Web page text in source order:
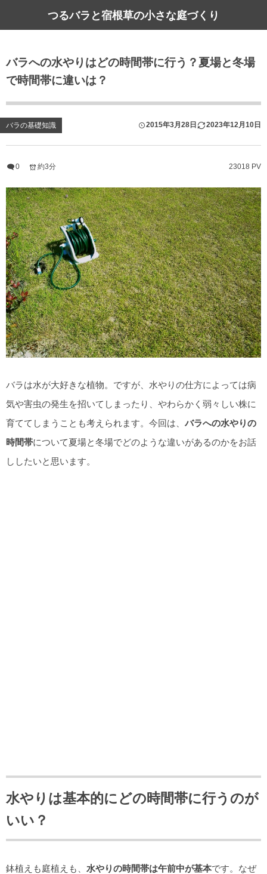
つるバラと宿根草の小さな庭づくり
バラへの水やりはどの時間帯に行う？夏場と冬場
で時間帯に違いは？
バラの基礎知識 2015年3月28日 2023年12月10日
0 23018 PV
約3分
バラは水が大好きな植物。ですが、水やりの仕方によっては病
気や害虫の発生を招いてしまったり、やわらかく弱々しい株に
育ててしまうことも考えられます。今回は、 バラへの水やりの
時間帯について夏場と冬場でどのような違いがあるのかをお話
ししたいと思います。
水やりは基本的にどの時間帯に行うのが
いい？
鉢植えも庭植えも、 水やりの時間帯は午前中が基本です。なぜ